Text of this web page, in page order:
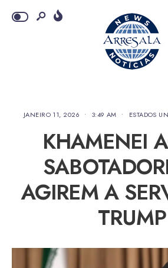
JANEIRO 11, 2026 • 3:49 AM • ESTADOS
KHAMENEI
AGIREM A
TRUMP